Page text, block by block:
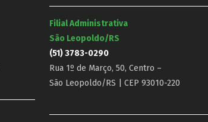
Filial Administrativa
São Leopoldo/RS
(51) 3783-0290
Rua 1º de Março, 50, Centro –
São Leopoldo/RS | CEP 93010-220